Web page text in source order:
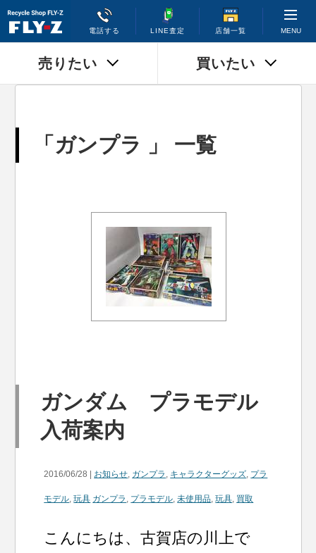
電話する LINE査定 店舗一覧 MENU
売りたい 買いたい
「ガンプラ 」 一覧
ガンダム プラモデル
入荷案内
2016/06/28 | お知らせ, ガンプラ , キャラクターグッズ, プラ
モデル,玩具 ガンプラ , プラモデル,未使用品,玩具, 買取
こんにちは、古賀店の川上で